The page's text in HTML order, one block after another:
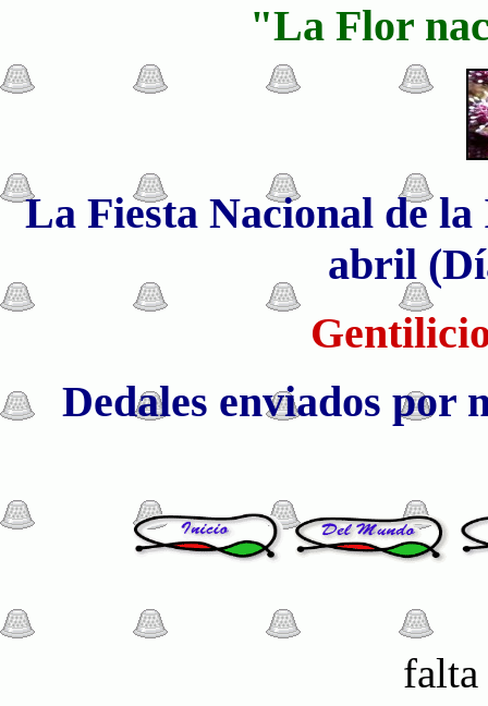
"La Flor
La Fiesta Nacional de la
abril
Dedales enviados por
falta